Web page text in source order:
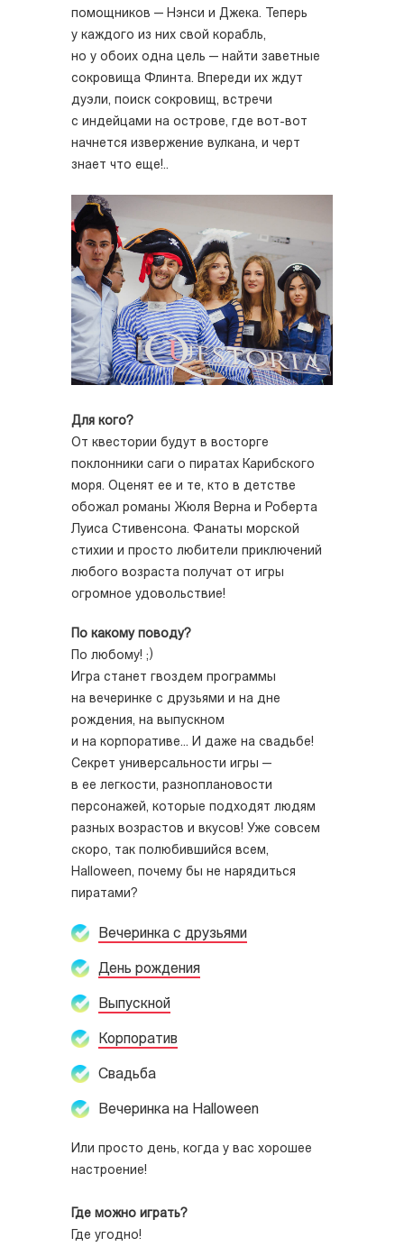
помощников — Нэнси и Джека. Теперь
у каждого из них свой корабль,
но у обоих одна цель — найти заветные
сокровища Флинта. Впереди их ждут
дуэли, поиск сокровищ, встречи
с индейцами на острове, где вот-вот
начнется извержение вулкана, и черт
знает что еще!..
Для кого?
От квестории будут в восторге
поклонники саги о пиратах Карибского
моря. Оценят ее и те, кто в детстве
обожал романы Жюля Верна и Роберта
Луиса Стивенсона. Фанаты морской
стихии и просто любители приключений
любого возраста получат от игры
огромное удовольствие!
По какому поводу?
По любому! ;)
Игра станет гвоздем программы
на вечеринке с друзьями и на дне
рождения, на выпускном
и на корпоративе... И даже на свадьбе!
Секрет универсальности игры —
в ее легкости, разноплановости
персонажей, которые подходят людям
разных возрастов и вкусов! Уже совсем
скоро, так полюбившийся всем,
Halloween, почему бы не нарядиться
пиратами?
Вечеринка с друзьями
День рождения
Выпускной
Корпоратив
Свадьба
Вечеринка на Halloween
Или просто день, когда у вас хорошее
настроение!
Где можно играть?
Где угодно!